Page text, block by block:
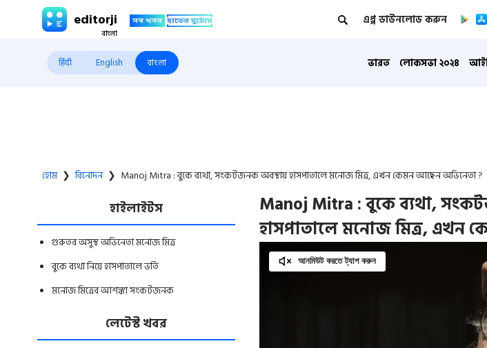
editorji এপ্প ডাউনলোড করুন
हिंदी English বাংলা ভারত লোকসভা ২০২৪
হোম ❯ বিনোদন ❯ Manoj Mitra : বুকে ব্যথা, সংকটজনক অবস্থায় হাসপাতালে মনোজ মিত্র, এখন কেমন আছেন অভিনেতা ?
হাইলাইটস
গুরুতর অসুস্থ অভিনেতা মনোজ মিত্র
বুকে ব্যথা নিয়ে হাসপাতালে ভর্তি
মনোজ মিত্রের আশঙ্কা সংকটজনক
লেটেস্ট খবর
Manoj Mitra : বুকে ব্যথা,
হাসপাতালে মনোজ মিত্র, এখন
আনমিউট করতে ট্যাপ করুন